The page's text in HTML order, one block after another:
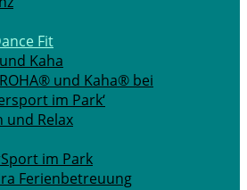
Fit
Kaha
und Kaha® bei
im Park‘
und Relax
im Park
Ferienbetreuung